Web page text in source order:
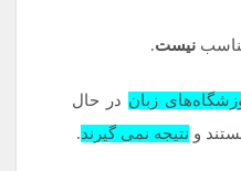
نیست.
زبان در حال
و نتیجه نمی گیرند.